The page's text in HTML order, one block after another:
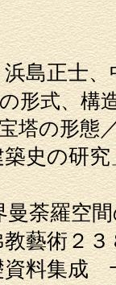
浜島正士
形式、構
態／形
史の研
荼羅空
藝術２
資料集成